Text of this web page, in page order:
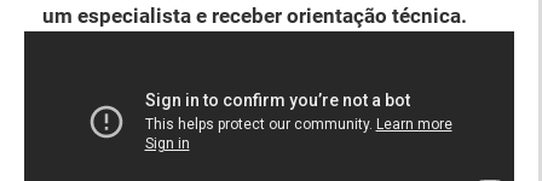
um especialista e receber orientação técnica.